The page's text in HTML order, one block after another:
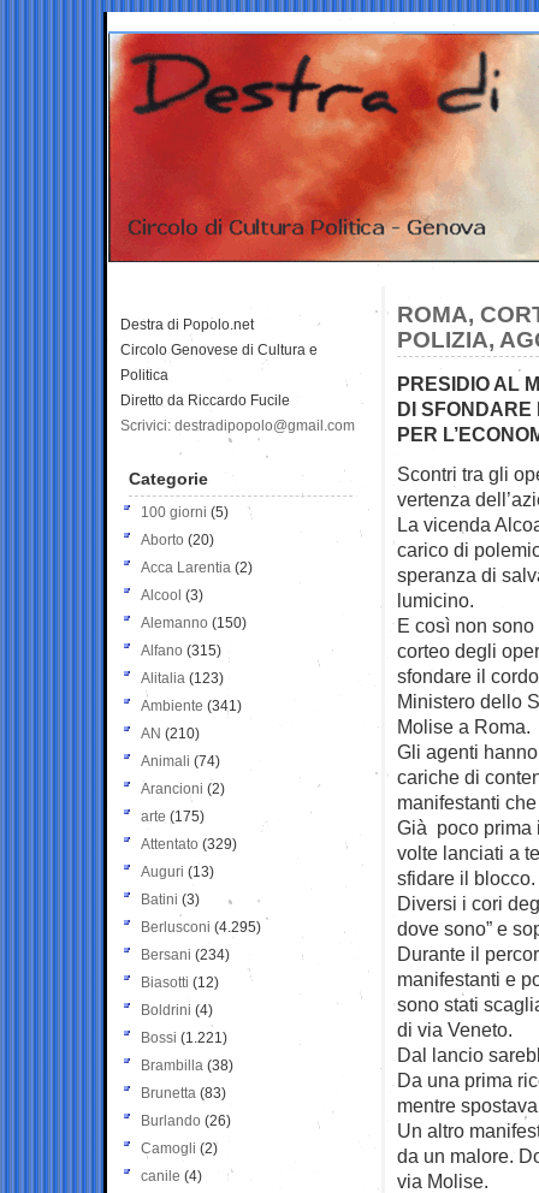
ROMA,
POLIZIA,
PRESIDIO AL
DI SFONDARE
PER
Scontri tra gli
vertenza
La vicenda
carico di
speranza di
lumicino.
E così non
corteo degli
sfondare il
Ministero dello
Molise a Roma.
Gli agenti
cariche di
manifestanti
Già poco prima
volte lanciati a
sfidare il blocco.
Diversi i cori
dove sono” e
Durante il
manifestanti e
sono stati
di via Veneto.
Dal lancio
Da una prima
mentre
Un altro
da un malore.
via Molise.
Destra di Popolo.net
Circolo Genovese di Cultura e
Politica
Diretto da Riccardo Fucile
Scrivici: destradipopolo@gmail.com
Categorie
100 giorni (5)
Aborto (20)
Acca Larentia (2)
Alcool (3)
Alemanno (150)
Alfano (315)
Alitalia (123)
Ambiente (341)
AN (210)
Animali (74)
Arancioni (2)
arte (175)
Attentato (329)
Auguri (13)
Batini (3)
Berlusconi (4.295)
Bersani (234)
Biasotti (12)
Boldrini (4)
Bossi (1.221)
Brambilla (38)
Brunetta (83)
Burlando (26)
Camogli (2)
canile (4)